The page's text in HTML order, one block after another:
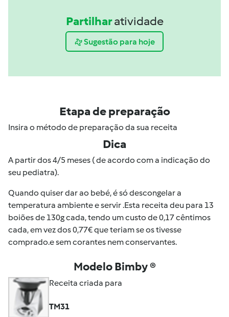
Partilharatividade
Sugestão para hoje
Etapa de preparação
Insira o método de preparação da sua receita
Dica
A partir dos 4/5 meses ( de acordo com a indicação do
seu pediatra).
Quando quiser dar ao bebé, é só descongelar a
temperatura ambiente e servir .Esta receita deu para 13
boiões de 130g cada, tendo um custo de 0,17 cêntimos
cada, em vez dos 0,77€ que teriam se os tivesse
comprado.e sem corantes nem conservantes.
Modelo Bimby ®
Receita criada para
TM31